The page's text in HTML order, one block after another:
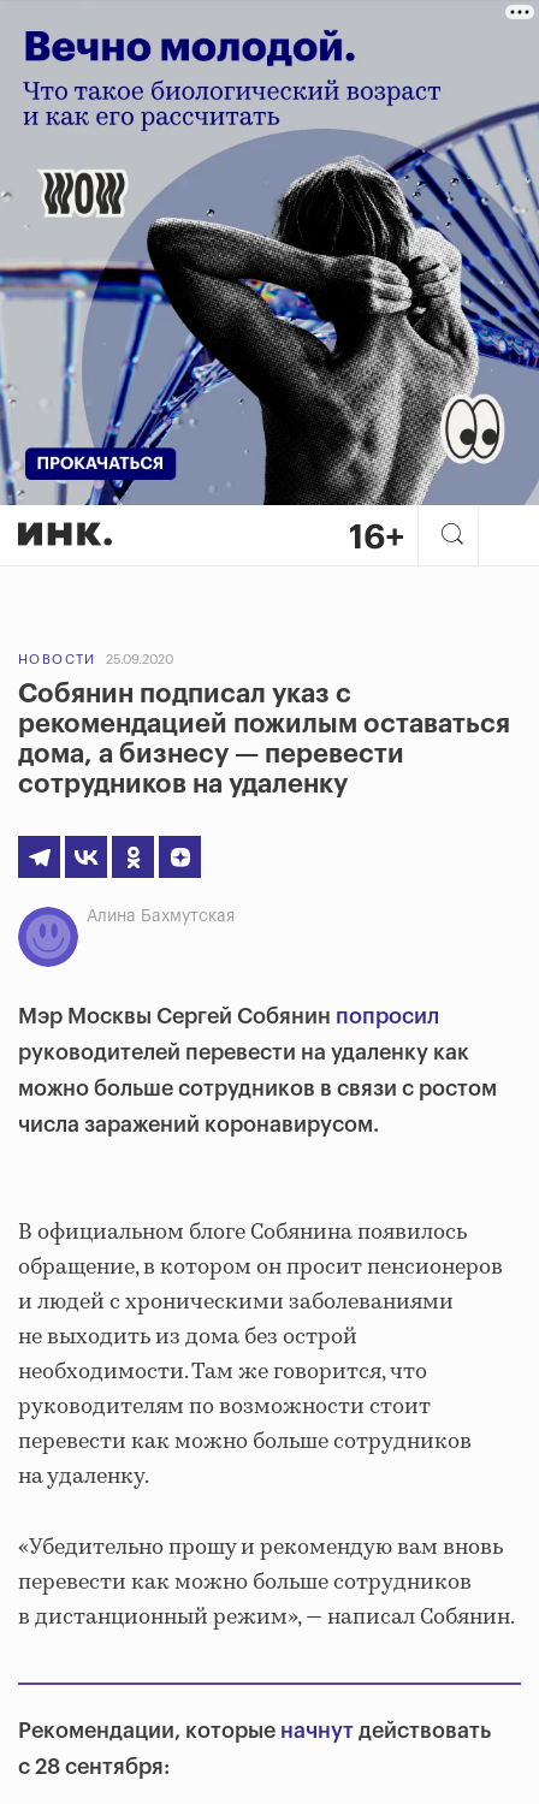
НОВОСТИ 25.09.2020
Собянин подписал указ с
рекомендацией пожилым оставаться
дома, а бизнесу — перевести
сотрудников на удаленку
Алина Бахмутская
Мэр Москвы Сергей Собянин попросил
руководителей перевести на удаленку как
можно больше сотрудников в связи с ростом
числа заражений коронавирусом.
В официальном блоге Собянина появилось
обращение, в котором он просит пенсионеров
и людей с хроническими заболеваниями
не выходить из дома без острой
необходимости. Там же говорится, что
руководителям по возможности стоит
перевести как можно больше сотрудников
на удаленку.
«Убедительно прошу и рекомендую вам вновь
перевести как можно больше сотрудников
в дистанционный режим», — написал Собянин.
Рекомендации, которые начнут действовать
с 28 сентября: